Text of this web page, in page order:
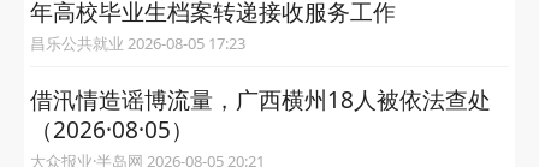
年高校毕业生档案转递接收服务工作
昌乐公共就业 2026-08-05 17:23
借汛情造谣博流量，广西横州18人被依法查处
（2026·08·05）
大众报业·半岛网 2026-08-05 20:21